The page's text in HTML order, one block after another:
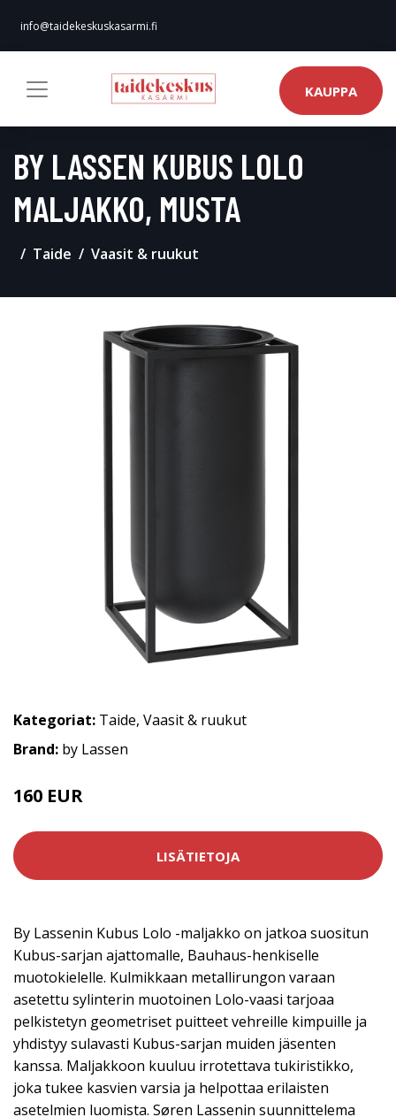
info@taidekeskuskasarmi.fi
KAUPPA
BY LASSEN KUBUS LOLO
MALJAKKO, MUSTA
Taide Vaasit & ruukut
Kategoriat: Taide, Vaasit & ruukut
Brand: by Lassen
160 EUR
LISÄTIETOJA
By Lassenin Kubus Lolo -maljakko on jatkoa suositun
Kubus-sarjan ajattomalle, Bauhaus-henkiselle
muotokielelle. Kulmikkaan metallirungon varaan
asetettu sylinterin muotoinen Lolo-vaasi tarjoaa
pelkistetyn geometriset puitteet vehreille kimpuille ja
yhdistyy sulavasti Kubus-sarjan muiden jäsenten
kanssa. Maljakkoon kuuluu irrotettava tukiristikko,
joka tukee kasvien varsia ja helpottaa erilaisten
asetelmien luomista. Søren Lassenin suunnittelema